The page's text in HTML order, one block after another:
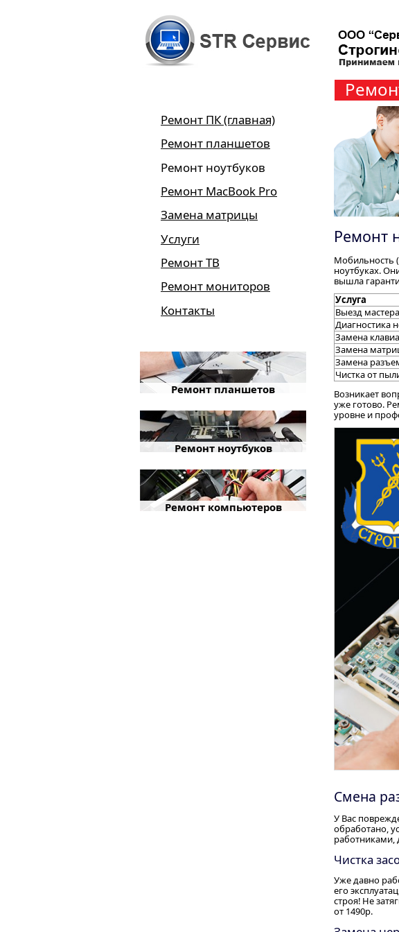
Ремонт
Мобильность
ноутбуках.
вышла
Услуга
Выезд мастера
Диагностика
Замена
Замена
Замена
Чистка от
Возникает
уже готово.
уровне и
Смена
У Вас
обработано,
работниками,
Чистка
Уже давно
его
строя! Не
от 1490р.
Ремонт ПК (главная)
Ремонт планшетов
Ремонт ноутбуков
Ремонт MacBook Pro
Замена матрицы
Услуги
Ремонт ТВ
Ремонт мониторов
Контакты
Ремонт планшетов
Ремонт ноутбуков
Ремонт компьютеров